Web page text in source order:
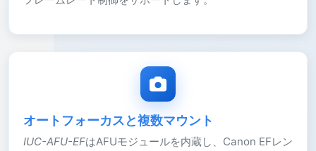
オートフォーカスと複数マウント
IUC-AFU-EFはAFUモジュールを内蔵し、Canon EFレン